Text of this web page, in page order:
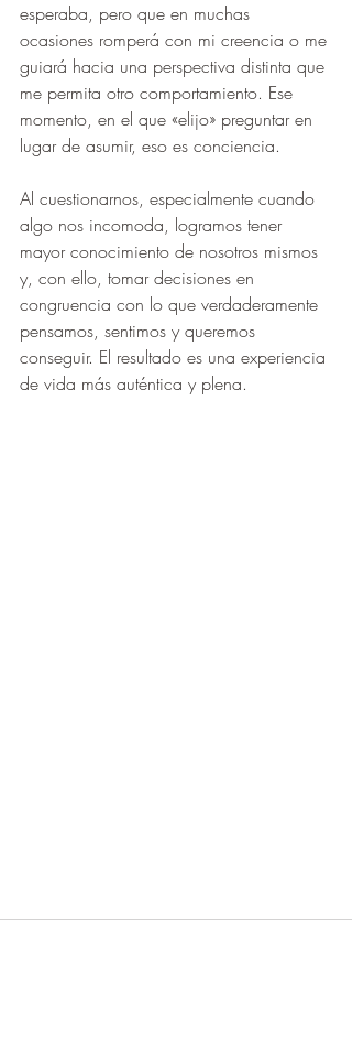
esperaba, pero que en muchas
ocasiones romperá con mi creencia o me
guiará hacia una perspectiva distinta que
me permita otro comportamiento. Ese
momento, en el que «elijo» preguntar en
lugar de asumir, eso es conciencia.
Al cuestionarnos, especialmente cuando
algo nos incomoda, logramos tener
mayor conocimiento de nosotros mismos
y, con ello, tomar decisiones en
congruencia con lo que verdaderamente
pensamos, sentimos y queremos
conseguir. El resultado es una experiencia
de vida más auténtica y plena.